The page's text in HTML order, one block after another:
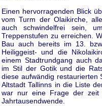
Einen hervorragenden Blick
vom Turm der Olaikirche,
auch schwindelfrei sein,
Treppenstufen zu erreichen.
Bau auch bereits im 13.
Heiliggeist- und die
einem Stadtrundgang auch
im Stil der Gotik und die
diese aufwändig restaurierten
Altstadt Tallinns in die Liste
war nur eine Frage der
Jahrtausendwende.